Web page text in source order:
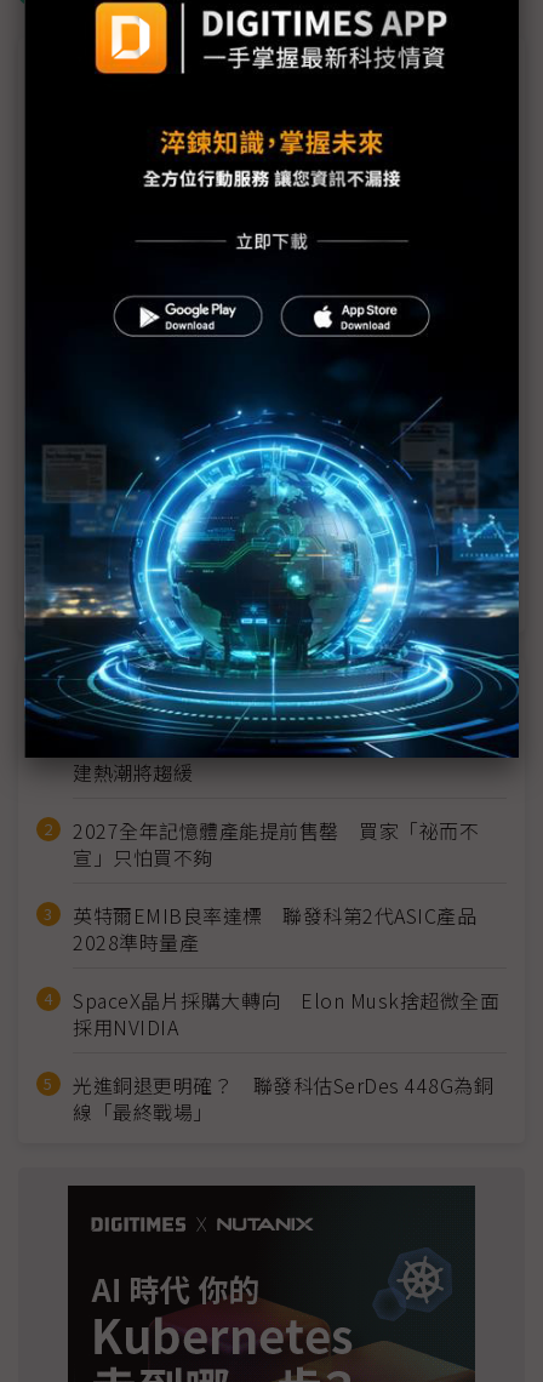
議題精選－NVIDIA GTC 2026開幕在即
GTC 2026將登場 黃仁勳一己之力消弭「AI泡沫」、
新晶片驚艷亮相
CPU有望亮相
GTC 2026倒數NVIDIA高層談AI晶片策略轉型 CPU
重回舞台中央、純CPU機架呼之欲出
安圖斯GTC 2026發表「The Nexus」願景 強攻企業
英業達GTC 2026展E2E機器人生態系 Artemis III全
液冷機架亮相
仁寶GTC 2026展一體化機櫃級AI方案 攜康舒、瑞宏
強攻液冷架構
近７天熱門報導
MLCC訂單過熱、出貨比創高 村田示警全球AI基
建熱潮將趨緩
2027全年記憶體產能提前售罄 買家「祕而不
宣」只怕買不夠
英特爾EMIB良率達標 聯發科第2代ASIC產品
2028準時量產
SpaceX晶片採購大轉向 Elon Musk捨超微全面
採用NVIDIA
光進銅退更明確？ 聯發科估SerDes 448G為銅
線「最終戰場」